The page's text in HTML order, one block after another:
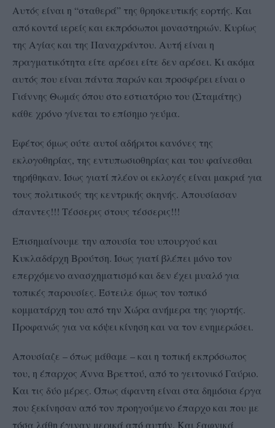
Αυτός είναι η “σταθερά” της θρησκευτικής εορτής. Και
από κοντά ιερείς και εκπρόσωποι μοναστηριών. Κυρίως
της Αγίας και της Παναχράντου. Αυτή είναι η
πραγματικότητα είτε αρέσει είτε δεν αρέσει. Κι ακόμα
αυτός που είναι πάντα παρών και προσφέρει είναι ο
Γιάννης Θωμάς όπου στο εστιατόριο του (Σταμάτης)
κάθε χρόνο γίνεται το επίσημο γεύμα.
Εφέτος όμως ούτε αυτοί αδήριτοι κανόνες της
εκλογοθηρίας, της εντυπωσιοθηρίας και του φαίνεσθαι
τηρήθηκαν. Ίσως γιατί πλέον οι εκλογές είναι μακριά για
τους πολιτικούς της κεντρικής σκηνής. Απουσίασαν
άπαντες!!! Τέσσερις στους τέσσερις!!!
Επισημαίνουμε την απουσία του υπουργού και
Κυκλαδάρχη Βρούτση. Ίσως γιατί βλέπει μόνο τον
επερχόμενο ανασχηματισμό και δεν έχει μυαλό για
τοπικές παρουσίες. Έστειλε όμως τον τοπικό
κομματάρχη του από την Χώρα ανήμερα της γιορτής.
Προφανώς για να κόψει κίνηση και να τον ενημερώσει.
Απουσίαζε – όπως μάθαμε – και η τοπική εκπρόσωπος
του, η έπαρχος Άννα Βρεττού, από το γειτονικό Γαύριο.
Και τις δύο μέρες. Όπως άφαντη είναι στα δημόσια έργα
που ξεκίνησαν από τον προηγούμενο έπαρχο και που με
τόσα λάθη έγιναν μερικά από αυτήν. Και ξαφνικά